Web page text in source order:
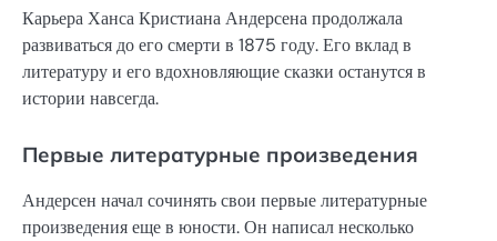
Карьера Ханса Кристиана Андерсена продолжала
развиваться до его смерти в 1875 году. Его вклад в
литературу и его вдохновляющие сказки останутся в
истории навсегда.
Первые литературные произведения
Андерсен начал сочинять свои первые литературные
произведения еще в юности. Он написал несколько